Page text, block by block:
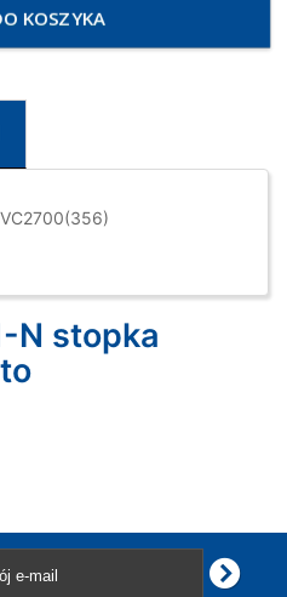
KOSZYKA
N stopka